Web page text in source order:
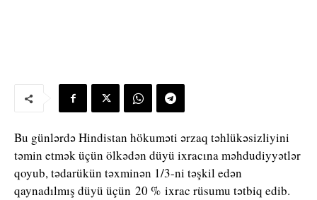
Bu günlərdə Hindistan hökuməti ərzaq təhlükəsizliyini
təmin etmək üçün ölkədən düyü ixracına məhdudiyyətlər
qoyub, tədarükün təxminən 1/3-ni təşkil edən
qaynadılmış düyü üçün 20 % ixrac rüsumu tətbiq edib.